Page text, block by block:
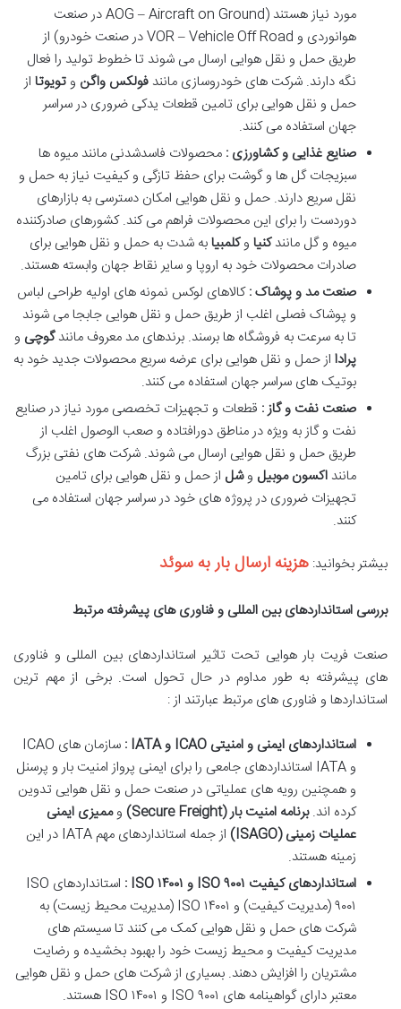
مورد نیاز هستند (AOG – Aircraft on Ground در صنعت
هوانوردی و VOR – Vehicle Off Road در صنعت خودرو) از
طریق حمل و نقل هوایی ارسال می شوند تا خطوط تولید را فعال
نگه دارند. شرکت های خودروسازی مانندفولکس واگن وتویوتا از
حمل و نقل هوایی برای تامین قطعات یدکی ضروری در سراسر
جهان استفاده می کنند.
صنایع غذایی و کشاورزی : محصولات فاسدشدنی مانند میوه ها
سبزیجات گل ها و گوشت برای حفظ تازگی و کیفیت نیاز به حمل و
نقل سریع دارند. حمل و نقل هوایی امکان دسترسی به بازارهای
دوردست را برای این محصولات فراهم می کند. کشورهای صادرکننده
میوه و گل مانندکنیا وکلمبیابه شدت به حمل و نقل هوایی برای
صادرات محصولات خود به اروپا و سایر نقاط جهان وابسته هستند.
صنعت مد و پوشاک :کالاهای لوکس نمونه های اولیه طراحی لباس
و پوشاک فصلی اغلب از طریق حمل و نقل هوایی جابجا می شوند
تا به سرعت به فروشگاه ها برسند. برندهای مد معروف مانندگوچی و
پرادا از حمل و نقل هوایی برای عرضه سریع محصولات جدید خود به
بوتیک های سراسر جهان استفاده می کنند.
صنعت نفت و گاز : قطعات و تجهیزات تخصصی مورد نیاز در صنایع
نفت و گاز به ویژه در مناطق دورافتاده و صعب الوصول اغلب از
طریق حمل و نقل هوایی ارسال می شوند. شرکت های نفتی بزرگ
ماننداکسون موبیل وشل از حمل و نقل هوایی برای تامین
تجهیزات ضروری در پروژه های خود در سراسر جهان استفاده می
کنند.
بیشتر بخوانید: هزینه ارسال بار به سوئد
بررسی استانداردهای بین المللی و فناوری های پیشرفته مرتبط
صنعت فریت بار هوایی تحت تاثیر استانداردهای بین المللی و فناوری
های پیشرفته به طور مداوم در حال تحول است. برخی از مهم ترین
استانداردها و فناوری های مرتبط عبارتند از :
استانداردهای ایمنی و امنیتی
وIATA
:
سازمان های ICAO
و IATA استانداردهای جامعی را برای ایمنی پرواز امنیت بار و پرسنل
و همچنین رویه های عملیاتی در صنعت حمل و نقل هوایی تدوین
کرده اند.برنامه امنیت بار(Secure Freight) وممیزی ایمنی
عملیات زمینی(ISAGO)
از جمله استانداردهای مهم IATA در این
زمینه هستند.
استانداردهای کیفیت ۹۰۰۱ و ۱۴۰۰۱ :
استانداردهای ISO
۹۰۰۱ (مدیریت کیفیت) و ISO ۱۴۰۰۱ (مدیریت محیط زیست) به
شرکت های حمل و نقل هوایی کمک می کنند تا سیستم های
مدیریت کیفیت و محیط زیست خود را بهبود بخشیده و رضایت
مشتریان را افزایش دهند. بسیاری از شرکت های حمل و نقل هوایی
معتبر دارای گواهینامه های ISO ۹۰۰۱ و ISO ۱۴۰۰۱ هستند.